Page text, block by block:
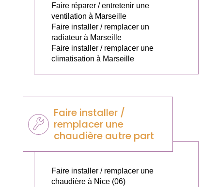
Faire réparer / entretenir une
ventilation à Marseille
Faire installer / remplacer un
radiateur à Marseille
Faire installer / remplacer une
climatisation à Marseille
Faire installer /
remplacer une
chaudière autre part
Faire installer / remplacer une
chaudière à Nice (06)